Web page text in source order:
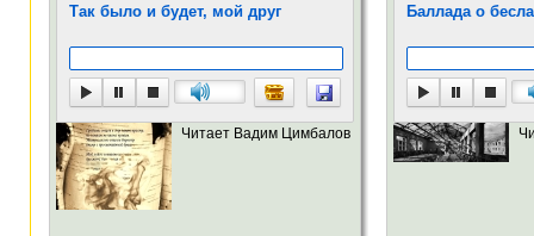
Так было и будет, мой друг
Читает Вадим Цимбалов
Баллада о